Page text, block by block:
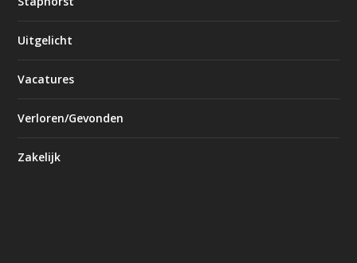
Uitgelicht
Vacatures
Verloren/Gevonden
Zakelijk